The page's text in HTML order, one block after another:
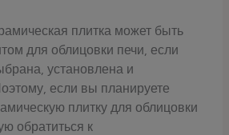
плитка может быть
для облицовки печи, если
установлена и
если вы планируете
плитку для облицовки
обратиться к